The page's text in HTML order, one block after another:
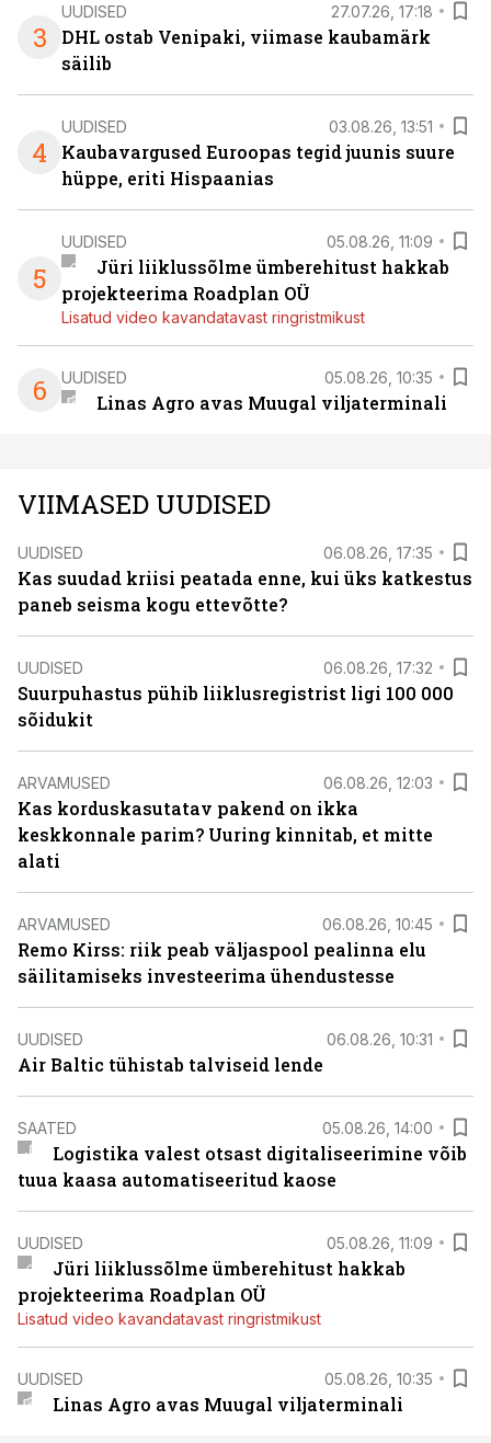
3
UUDISED 27.07.26, 17:18
DHL ostab Venipaki, viimase kaubamärk
säilib
4
UUDISED 03.08.26, 13:51
Kaubavargused Euroopas tegid juunis suure
hüppe, eriti Hispaanias
5
UUDISED 05.08.26, 11:09
Jüri liiklussõlme ümberehitust hakkab
projekteerima Roadplan OÜ
Lisatud video kavandatavast ringristmikust
6 UUDISED 05.08.26, 10:35
Linas Agro avas Muugal viljaterminali
VIIMASED UUDISED
UUDISED 06.08.26, 17:35
Kas suudad kriisi peatada enne, kui üks katkestus
paneb seisma kogu ettevõtte?
UUDISED 06.08.26, 17:32
Suurpuhastus pühib liiklusregistrist ligi 100 000
sõidukit
ARVAMUSED 06.08.26, 12:03
Kas korduskasutatav pakend on ikka
keskkonnale parim? Uuring kinnitab, et mitte
alati
ARVAMUSED 06.08.26, 10:45
Remo Kirss: riik peab väljaspool pealinna elu
säilitamiseks investeerima ühendustesse
UUDISED 06.08.26, 10:31
Air Baltic tühistab talviseid lende
SAATED 05.08.26, 14:00
Logistika valest otsast digitaliseerimine võib
tuua kaasa automatiseeritud kaose
UUDISED 05.08.26, 11:09
Jüri liiklussõlme ümberehitust hakkab
projekteerima Roadplan OÜ
Lisatud video kavandatavast ringristmikust
UUDISED 05.08.26, 10:35
Linas Agro avas Muugal viljaterminali